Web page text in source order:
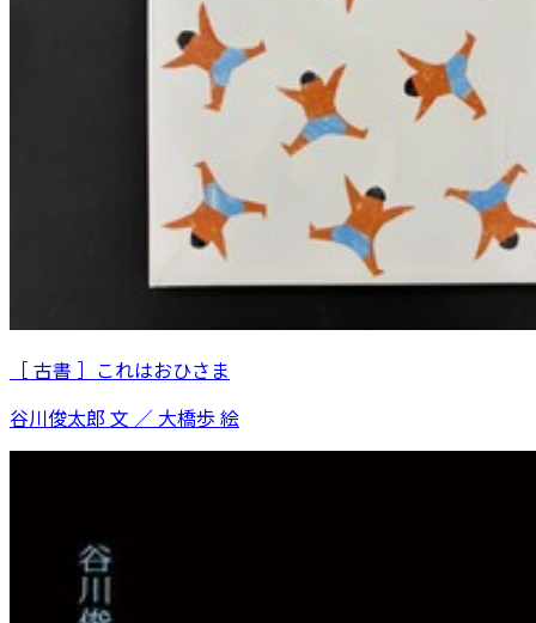
［ 古書 ］これはおひさま
谷川俊太郎 文 ／ 大橋歩 絵